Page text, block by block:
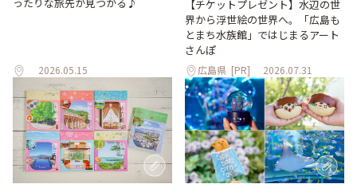
2026.05.15
【チケットプレゼント】水辺の世
界から浮世絵の世界へ。「広島も
とまち水族館」ではじまるアート
さんぽ
広島県 [PR] 2026.07.31